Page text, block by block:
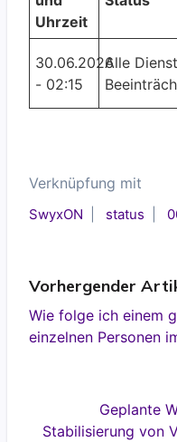
Uhrzeit
30.06.2026
- 02:15
Alle
Verknüpfung mit
SwyxON status
Vorhergender
Wie folge ich einem
einzelnen Personen
Geplante
Stabilisierung von